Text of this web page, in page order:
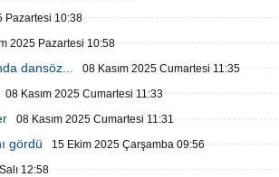
Pazartesi 10:38
2025 Pazartesi 10:58
dansöz... 08 Kasım 2025 Cumartesi 11:35
08 Kasım 2025 Cumartesi 11:33
08 Kasım 2025 Cumartesi 11:31
gördü 15 Ekim 2025 Çarşamba 09:56
12:58